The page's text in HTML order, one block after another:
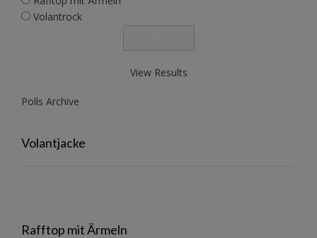
Volantrock
View Results
Polls Archive
Volantjacke
Rafftop mit Ärmeln